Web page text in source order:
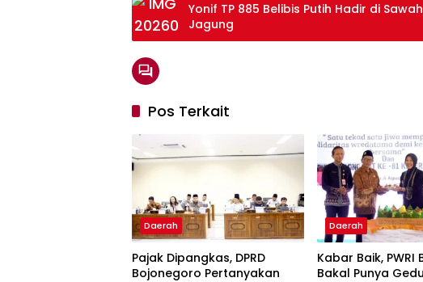
Yonif TP 885 Belibis Putih Hadir di
Jagung
Pos Terkait
Daerah
Pajak Dipangkas, DPRD
Bojonegoro Pertanyakan
Daerah
Kabar Baik,
Bakal Punya